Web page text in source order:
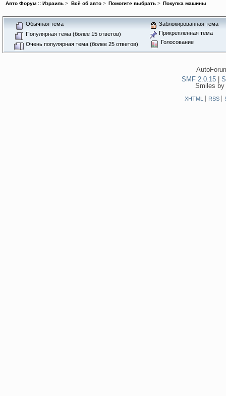
Авто Форум :: Израиль > Всё об авто> Помогите выбрать> Покупка машины
Обычная тема
Популярная тема (более 15 ответов)
Очень популярная тема (более 25 ответов)
Заблокированная тема
Прикрепленная тема
Голосование
SMF 2.0.15
Smiles
XHTML RSS